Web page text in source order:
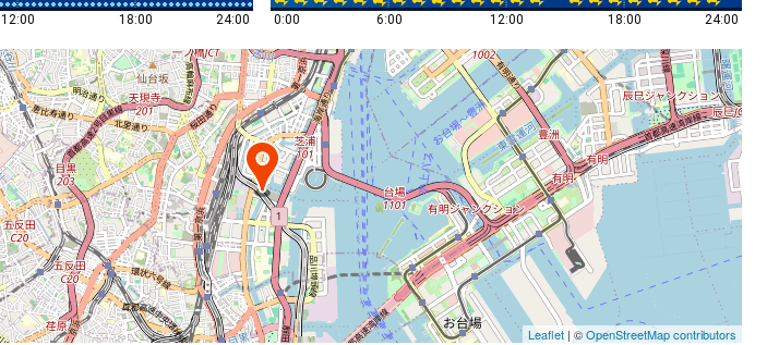
12:00 18:00 24:00 0:00 6:00 12:00 18:00 24:00
Leaflet | ©OpenStreetMap contributors